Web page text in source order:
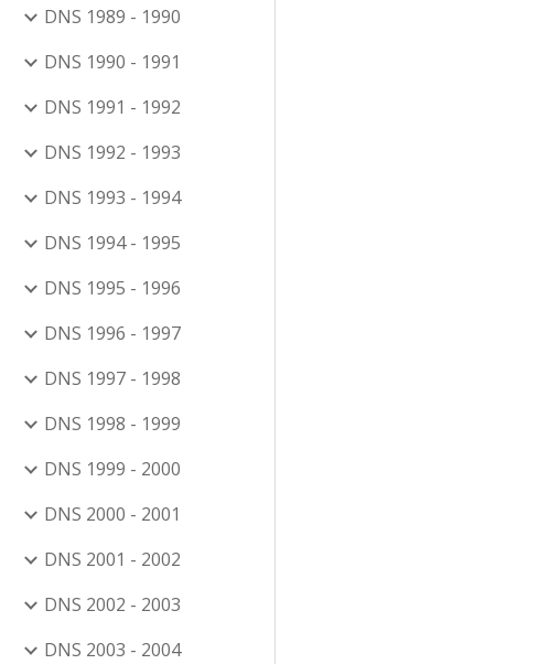
DNS 1989 - 1990
DNS 1990 - 1991
DNS 1991 - 1992
DNS 1992 - 1993
DNS 1993 - 1994
DNS 1994 - 1995
DNS 1995 - 1996
DNS 1996 - 1997
DNS 1997 - 1998
DNS 1998 - 1999
DNS 1999 - 2000
DNS 2000 - 2001
DNS 2001 - 2002
DNS 2002 - 2003
DNS 2003 - 2004